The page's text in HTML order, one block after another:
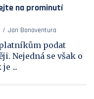
na prominutí
Jan Bonaventura
podat
Nejedná se však o
...